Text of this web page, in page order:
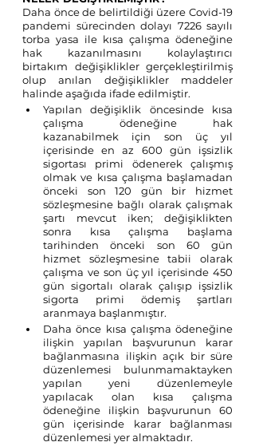
Daha önce de belirtildiği üzere Covid-19
pandemi sürecinden dolayı 7226 sayılı
torba yasa ile kısa çalışma ödeneğine
hak kazanılmasını kolaylaştırıcı
birtakım değişiklikler gerçekleştirilmiş
olup anılan değişiklikler maddeler
halinde aşağıda ifade edilmiştir.
Yapılan değişiklik öncesinde kısa
çalışma ödeneğine hak
kazanabilmek için son üç yıl
içerisinde en az 600 gün işsizlik
sigortası primi ödenerek çalışmış
olmak ve kısa çalışma başlamadan
önceki son 120 gün bir hizmet
sözleşmesine bağlı olarak çalışmak
şartı mevcut iken; değişiklikten
sonra kısa çalışma başlama
tarihinden önceki son 60 gün
hizmet sözleşmesine tabii olarak
çalışma ve son üç yıl içerisinde 450
gün sigortalı olarak çalışıp işsizlik
sigorta primi ödemiş şartları
aranmaya başlanmıştır.
Daha önce kısa çalışma ödeneğine
ilişkin yapılan başvurunun karar
bağlanmasına ilişkin açık bir süre
düzenlemesi bulunmamaktayken
yapılan yeni düzenlemeyle
yapılacak olan kısa çalışma
ödeneğine ilişkin başvurunun 60
gün içerisinde karar bağlanması
düzenlemesi yer almaktadır.